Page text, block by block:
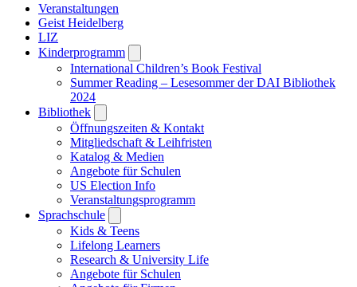
Veranstaltungen
Geist Heidelberg
LIZ
Kinderprogramm
submenu
International Children’s Book Festival
Summer Reading – Lesesommer der DAI Bibliothek
2024
Bibliothek
submenu
Öffnungszeiten & Kontakt
Mitgliedschaft & Leihfristen
Katalog & Medien
Angebote für Schulen
US Election Info
Veranstaltungsprogramm
Sprachschule
submenu
Kids & Teens
Lifelong Learners
Research & University Life
Angebote für Schulen